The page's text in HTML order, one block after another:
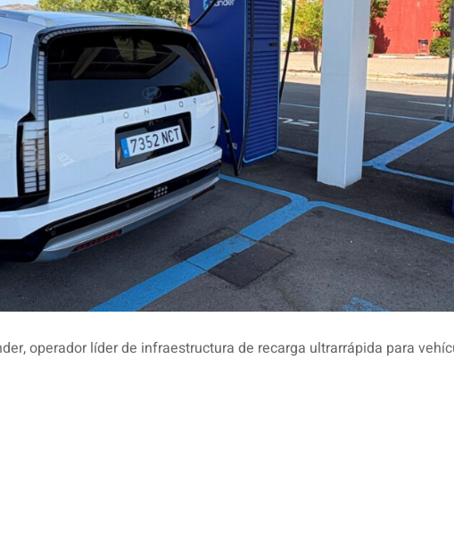
operador líder de infraestructura de recarga ultrarrápida para